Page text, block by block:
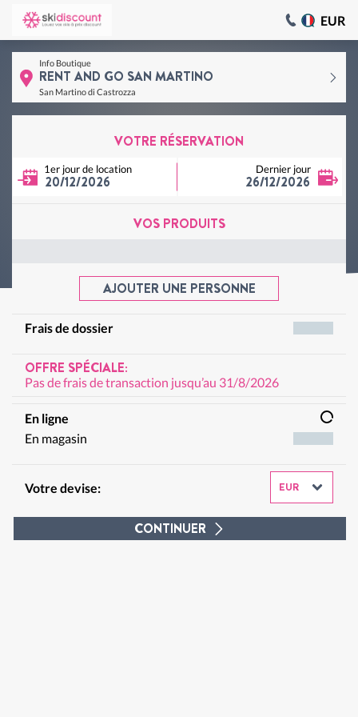
EUR
Info Boutique
RENT AND GO SAN MARTINO
San Martino di Castrozza
VOTRE RÉSERVATION
20/12/2026
1er jour de location
26/12/2026
Dernier jour
VOS PRODUITS
AJOUTER UNE PERSONNE
Frais de dossier
OFFRE SPÉCIALE:
Pas de frais de transaction jusqu’au 31/8/2026
En ligne
En magasin
Votre devise:
CONTINUER